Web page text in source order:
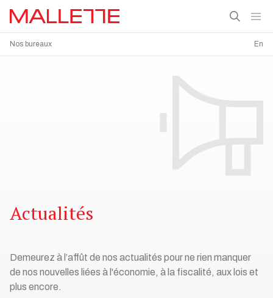
Nos bureaux En
Actualités
Demeurez à l’affût de nos actualités pour ne rien manquer
de nos nouvelles liées à l'économie, à la fiscalité, aux lois et
plus encore.